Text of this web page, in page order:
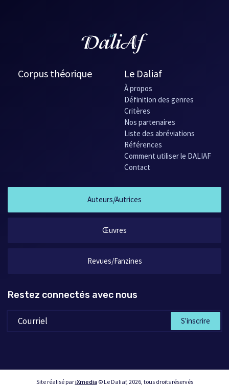
Corpus théorique Le Daliaf
À propos
Définition des genres
Critères
Nos partenaires
Liste des abréviations
Références
Comment utiliser le DALIAF
Contact
Auteurs/Autrices
Œuvres
Revues/Fanzines
Restez connectés avec nous
S'inscrire
Site réalisé pariXmedia© Le Daliaf, 2026, tous droits réservés